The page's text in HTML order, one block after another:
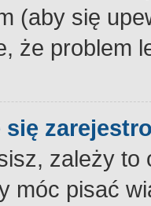
(aby się
że problem
się
zależy
móc pisać